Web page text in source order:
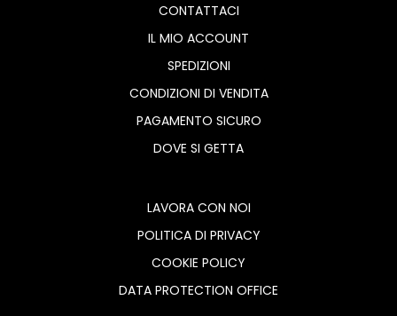
CONTATTACI
IL MIO ACCOUNT
SPEDIZIONI
CONDIZIONI DI VENDITA
PAGAMENTO SICURO
DOVE SI GETTA
LAVORA CON NOI
POLITICA DI PRIVACY
COOKIE POLICY
DATA PROTECTION OFFICE